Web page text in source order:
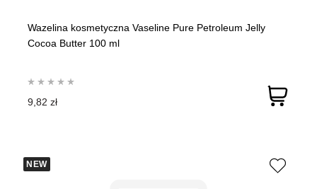
Wazelina kosmetyczna Vaseline Pure Petroleum Jelly
Cocoa Butter 100 ml
9,82 zł
NEW